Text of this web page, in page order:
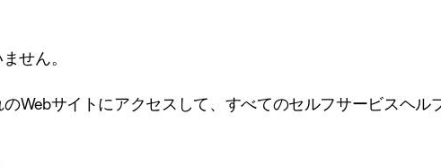
せん。
Webサイトにアクセスして、すべてのセルフサービスヘル